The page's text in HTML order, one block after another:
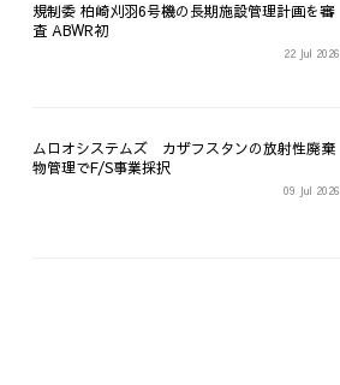
規制委 柏崎刈羽6号機の長期施設管理計画を審
査 ABWR初
22 Jul 2026
ムロオシステムズ カザフスタンの放射性廃棄
物管理でF/S事業採択
09 Jul 2026